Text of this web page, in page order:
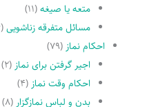
متعه یا صیغه(۱۱)
مسائل متفرقه زناشویى(۲۶)
احکام نماز (۷۹)
اجیر گرفتن براى نماز (۲)
احکام وقت نماز (۴)
بدن و لباس نمازگزار (۸)